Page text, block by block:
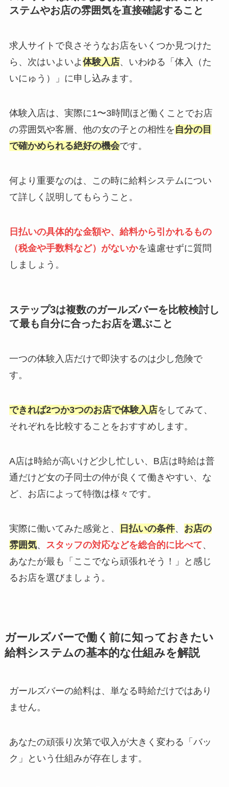
ステムやお店の雰囲気を直接確認すること
求人サイトで良さそうなお店をいくつか見つけた
ら、次はいよいよ 体験入店、いわゆる「体入（た
いにゅう）」に申し込みます。
体験入店は、実際に1〜3時間ほど働くことでお店
の雰囲気や客層、他の女の子との相性を 自分の目
で確かめられる絶好の機会です。
何より重要なのは、この時に給料システムについ
て詳しく説明してもらうこと。
日払いの具体的な金額や、給料から引かれるもの
（税金や手数料など）がないかを遠慮せずに質問
しましょう。
ステップ3は複数のガールズバーを比較検討し
て最も自分に合ったお店を選ぶこと
一つの体験入店だけで即決するのは少し危険で
す。
できれば2つか3つのお店で体験入店をしてみて、
それぞれを比較することをおすすめします。
A店は時給が高いけど少し忙しい、B店は時給は普
通だけど女の子同士の仲が良くて働きやすい、な
ど、お店によって特徴は様々です。
実際に働いてみた感覚と、 日払いの条件、 お店の
雰囲気、 スタッフの対応などを総合的に比べて、
あなたが最も「ここでなら頑張れそう！」と感じ
るお店を選びましょう。
ガールズバーで働く前に知っておきたい
給料システムの基本的な仕組みを解説
ガールズバーの給料は、単なる時給だけではあり
ません。
あなたの頑張り次第で収入が大きく変わる「バッ
ク」という仕組みが存在します。